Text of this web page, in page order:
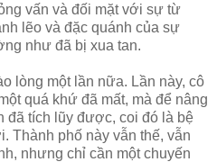
vấn và đối mặt với sự từ
lẽo và đặc quánh của sự
như đã bị xua tan.
lòng một lần nữa. Lần này, cô
quá khứ đã mất, mà để nâng
đã tích lũy được, coi đó là bệ
Thành phố này vẫn thế, vẫn
nhưng chỉ cần một chuyến